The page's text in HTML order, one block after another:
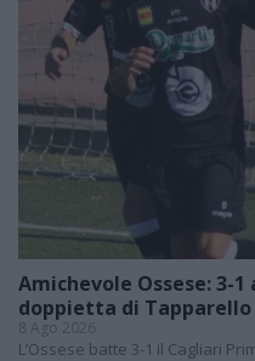
Amichevole Ossese: 3-
doppietta di Tapparello
8 Ago 2026
L’Ossese batte 3-1 il Cagliari